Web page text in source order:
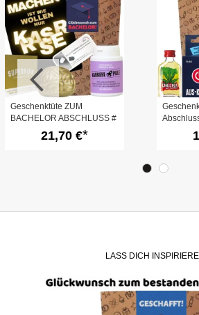
Geschenktüte ZUM
BACHELOR ABSCHLUSS #
21,70 €
LASS DICH